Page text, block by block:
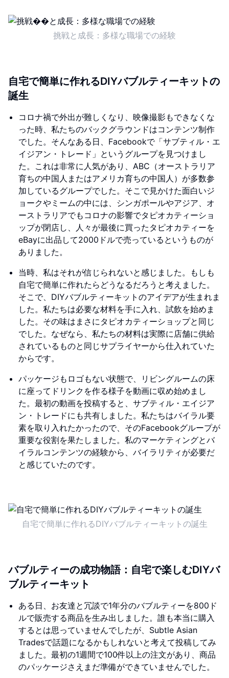
挑戦と成長：多様な職場での経験
自宅で簡単に作れるDIYバブルティーキットの
誕生
コロナ禍で外出が難しくなり、映像撮影もできなくな
った時、私たちのバックグラウンドはコンテンツ制作
でした。そんなある日、Facebookで「サブティル・エ
イジアン・トレード」というグループを見つけまし
た。これは非常に人気があり、ABC（オーストラリア
育ちの中国人またはアメリカ育ちの中国人）が多数参
加しているグループでした。そこで見かけた面白いジ
ョークやミームの中には、シンガポールやアジア、オ
ーストラリアでもコロナの影響でタピオカティーショ
ップが閉店し、人々が最後に買ったタピオカティーを
eBayに出品して2000ドルで売っているというものが
ありました。
当時、私はそれが信じられないと感じました。もしも
自宅で簡単に作れたらどうなるだろうと考えました。
そこで、DIYバブルティーキットのアイデアが生まれま
した。私たちは必要な材料を手に入れ、試飲を始めま
した。その味はまさにタピオカティーショップと同じ
でした。なぜなら、私たちの材料は実際に店舗に供給
されているものと同じサプライヤーから仕入れていた
からです。
パッケージもロゴもない状態で、リビングルームの床
に座ってドリンクを作る様子を動画に収め始めまし
た。最初の動画を投稿すると、サブティル・エイジア
ン・トレードにも共有しました。私たちはバイラル要
素を取り入れたかったので、そのFacebookグループが
重要な役割を果たしました。私のマーケティングとバ
イラルコンテンツの経験から、バイラリティが必要だ
と感じていたのです。
自宅で簡単に作れるDIYバブルティーキットの誕生
バブルティーの成功物語：自宅で楽しむDIYバ
ブルティーキット
ある日、お友達と冗談で1年分のバブルティーを800ド
ルで販売する商品を生み出しました。誰も本当に購入
するとは思っていませんでしたが、Subtle Asian
Tradesで話題になるかもしれないと考えて投稿してみ
ました。最初の1週間で100件以上の注文があり、商品
のパッケージさえまだ準備ができていませんでした。